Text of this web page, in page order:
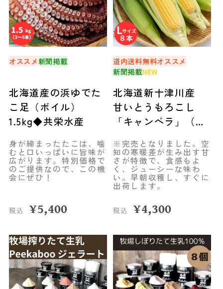
オススメ新聞掲載
北海道産の浜ゆでた
こ足（ボイル）
1.5kg◆共栄水産
身が締まったたこは、噛
むと口いっぱいに旨味が
広がります。特別価格で
のご提供なので、この機
会にぜひ！
税込 ¥5,400
道内送料無料オススメ
新聞掲載NEW
北海道新十津川産
甘いとうもろこし
「キャンベラ」（Ｌ
市場
※完売となりました。空
知の寒暖差が生み出す甘
さが特徴で、食感もよ
く、ジューシーな味わ
い。早朝収穫し、すぐに
出荷します。
税込 ¥4,300